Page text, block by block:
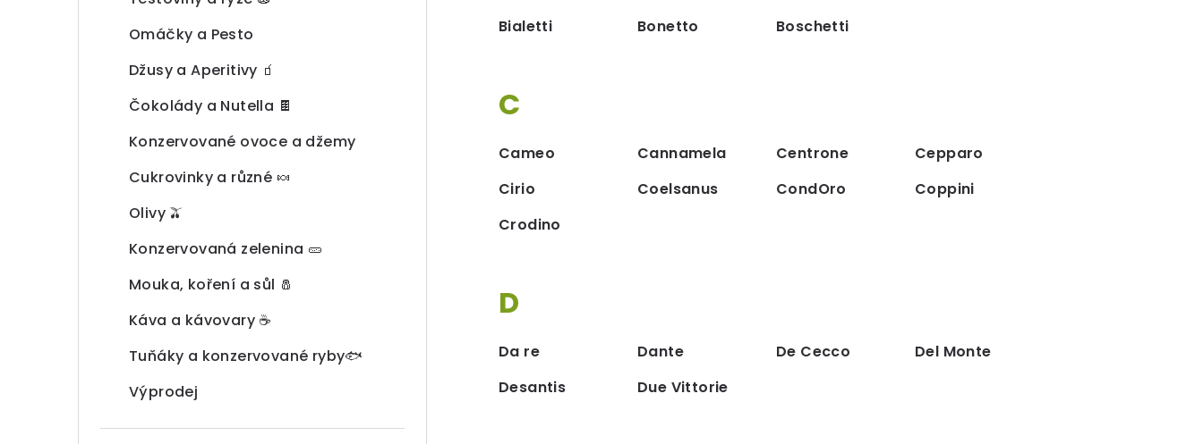
Omáčky a Pesto
Džusy a Aperitivy 🧃
Čokolády a Nutella 🍫
Konzervované ovoce a džemy
Cukrovinky a různé 🍬
Olivy 🫒
Konzervovaná zelenina 🥒
Mouka, koření a sůl 🧂
Káva a kávovary ☕
Tuňáky a konzervované ryby🐟
Výprodej
Bialetti
Bonetto Boschetti
C
Cameo Cannamela Centrone
Cepparo
Cirio
Coelsanus CondOro
Coppini
Crodino
D
Da re Dante De Cecco
Del Monte
Desantis
Due Vittorie